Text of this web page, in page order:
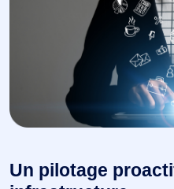
Un pilotage